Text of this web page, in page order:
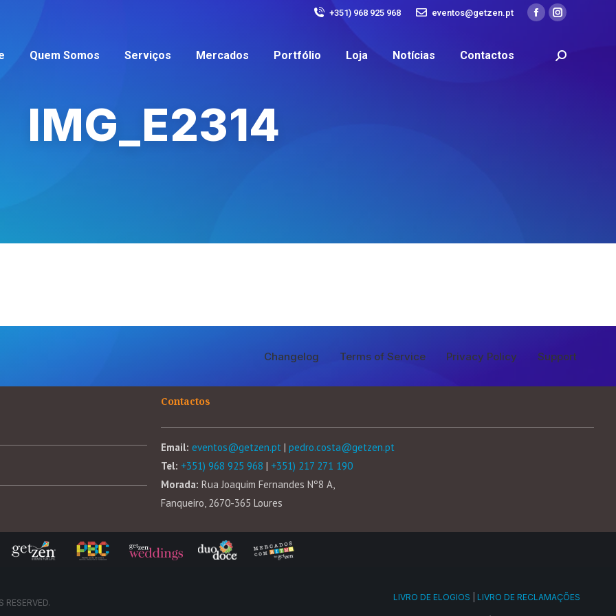
+351) 968 925 968 eventos@getzen.pt
Quem Somos Serviços Mercados Portfólio Loja Notícias Contactos
IMG_E2314
Changelog Terms of Service Privacy Policy Support
Contactos
Email: eventos@getzen.pt | pedro.costa@getzen.pt
Tel: +351) 968 925 968 | +351) 217 271 190
Morada: Rua Joaquim Fernandes Nº8 A,
Fanqueiro, 2670-365 Loures
LIVRO DE ELOGIOS LIVRO DE RECLAMAÇÕES